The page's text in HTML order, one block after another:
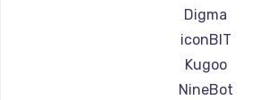
Ремонт самокатов
Ремонт самокатов
Digma
iconBIT
Kugoo
NineBot